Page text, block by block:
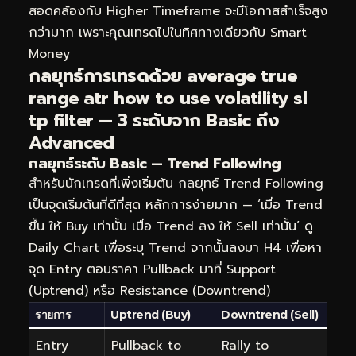
สอดคล้องกับ Higher Timeframe จะมีโอกาสสำเร็จสูง
กว่ามาก เพราะคุณเทรดไปในทิศทางเดียวกับ Smart
Money
กลยุทธ์การเทรดด้วย average true
range atr how to use volatility sl
tp filter — 3 ระดับจาก Basic ถึง
Advanced
กลยุทธ์ระดับ Basic — Trend Following
สำหรับนักเทรดที่เพิ่งเริ่มต้น กลยุทธ์ Trend Following
เป็นจุดเริ่มต้นที่ดีที่สุด หลักการง่ายมาก — ‘เมื่อ Trend
ขึ้น ให้ Buy เท่านั้น เมื่อ Trend ลง ให้ Sell เท่านั้น’ ดู
Daily Chart เพื่อระบุ Trend จากนั้นลงมา H4 เพื่อหา
จุด Entry ตอนราคา Pullback มาที่ Support
(Uptrend) หรือ Resistance (Downtrend)
รายการ Uptrend (Buy) Downtrend (Sell)
Entry
Pullback to
Rally to